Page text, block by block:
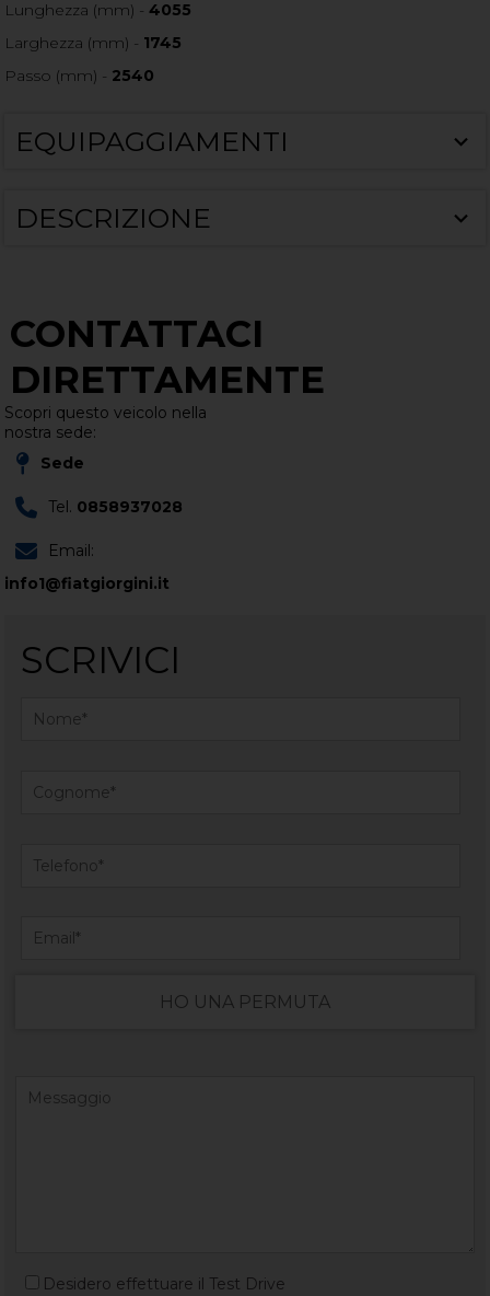
Lunghezza (mm) -4055
Larghezza (mm) - 1745
Passo (mm) - 2540
EQUIPAGGIAMENTI
DESCRIZIONE
CONTATTACI
DIRETTAMENTE
Scopri questo veicolo nella
nostra sede:
Sede
Tel. 0858937028
Email:
info1@fiatgiorgini.it
SCRIVICI
HO UNA PERMUTA
Desidero effettuare il Test Drive